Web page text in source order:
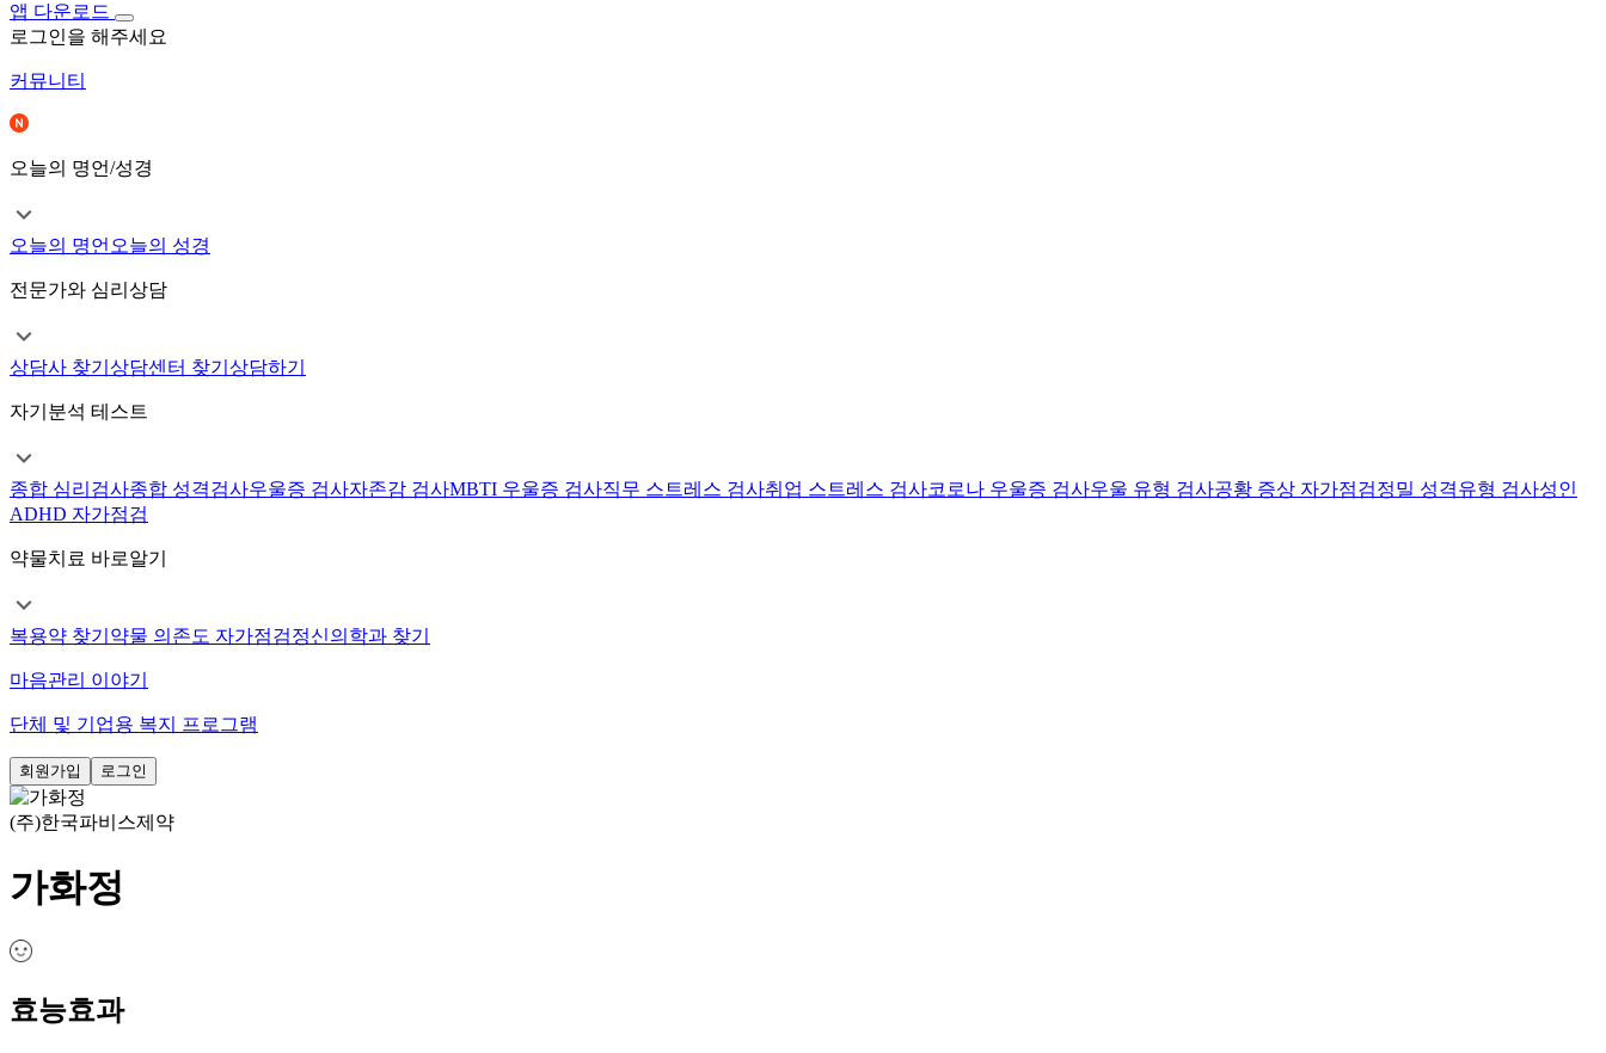
앱 다운로드
로그인을 해주세요
커뮤니티
오늘의 명언/성경
오늘의 명언 오늘의 성경
전문가와 심리상담
상담사 찾기 상담센터 찾기 상담하기
자기분석 테스트
종합 심리검사종합 성격검사우울증 검사자존감 검사MBTI 우울증 검사직무 스트레스 검사취업 스트레스 검사코로나 우울증 검사우울 유형 검사공황 증상 자가점검정밀 성격유형 검사성인
ADHD 자가점검
약물치료 바로알기
복용약 찾기 약물 의존도 자가점검정신의학과 찾기
마음관리 이야기
단체 및 기업용 복지 프로그램
회원가입 로그인
(주)한국파비스제약
가화정
효능효과